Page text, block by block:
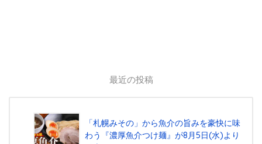
最近の投稿
「札幌みその」から魚介の旨みを豪快に味
わう『濃厚魚介つけ麺』が8月5日(水)より